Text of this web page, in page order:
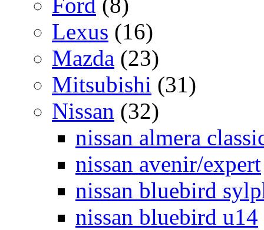
Lexus (16)
Mazda (23)
Mitsubishi (31)
Nissan (32)
nissan almera
nissan avenir/expert
nissan bluebird
nissan bluebird u14